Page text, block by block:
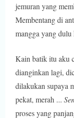
jemuran yang
Membentang di
mangga yang
Kain batik itu aku
dianginkan lagi,
dilakukan supaya
pekat, merah ...
proses yang